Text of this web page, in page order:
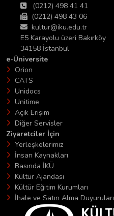
(0212) 498 41 41
(0212) 498 43 06
kultur@iku.edu.tr
E5 Karayolu üzeri Bakırköy
34158 İstanbul
e-Üniversite
Orion
CATS
Unidocs
Unitime
Açık Erişim
Diğer Servisler
Ziyaretciler İçin
Yerleşkelerimiz
İnsan Kaynakları
Basında İKÜ
Kültür Ajandası
Kültür Eğitim Kurumları
İhale ve Satın Alma Duyuruları